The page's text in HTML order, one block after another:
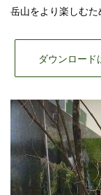
岳山をより楽しむた
ダウンロード